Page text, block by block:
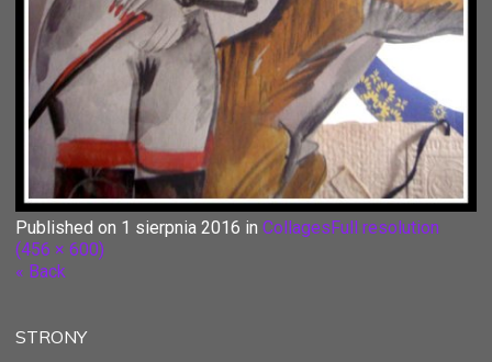
Published on 1 sierpnia 2016 in CollagesFull resolution
(456 × 600)
« Back
STRONY